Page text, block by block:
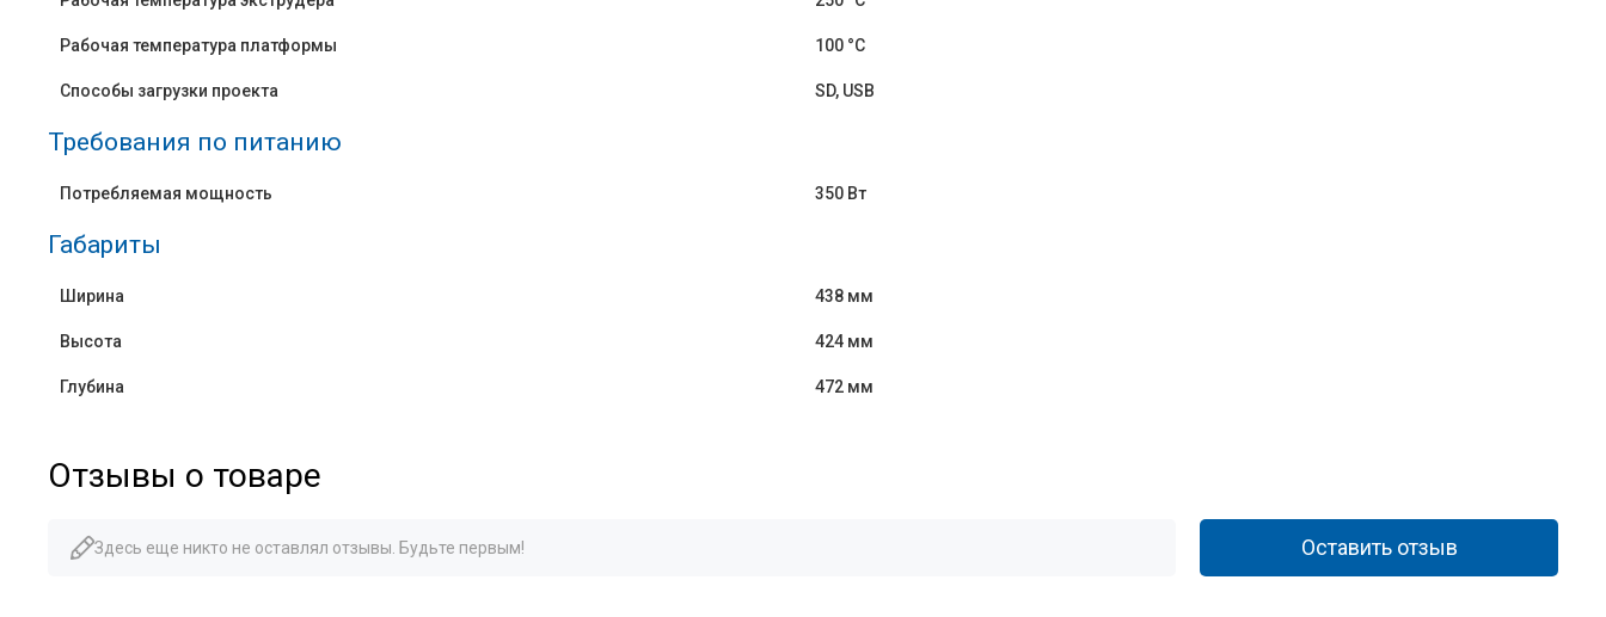
Рабочая температура платформы 100 °C
Способы загрузки проекта SD, USB
Требования по питанию
Потребляемая мощность 350 Вт
Габариты
Ширина 438 мм
Высота 424 мм
Глубина 472 мм
Отзывы о товаре
Здесь еще никто не оставлял отзывы. Будьте первым! Оставить отзыв